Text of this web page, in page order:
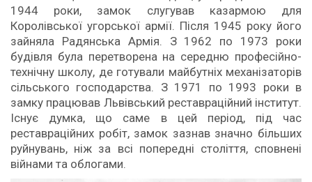
1944 роки, замок слугував казармою для
Королівської угорської армії. Після 1945 року його
зайняла Радянська Армія. З 1962 по 1973 роки
будівля була перетворена на середню професійно-
технічну школу, де готували майбутніх механізаторів
сільського господарства. З 1971 по 1993 роки в
замку працював Львівський реставраційний інститут.
Існує думка, що саме в цей період, під час
реставраційних робіт, замок зазнав значно більших
руйнувань, ніж за всі попередні століття, сповнені
війнами та облогами.